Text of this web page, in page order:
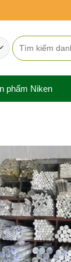
Tìm
kiếm:
phẩm Niken